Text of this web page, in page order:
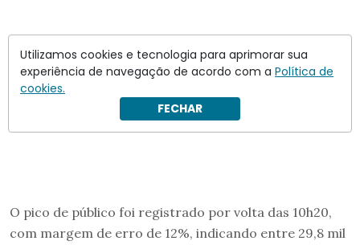
O pico de público foi registrado por volta das 10h20,
com margem de erro de 12%, indicando entre 29,8 mil
Utilizamos cookies e tecnologia para aprimorar sua
experiência de navegação de acordo com a Política de
cookies.
FECHAR